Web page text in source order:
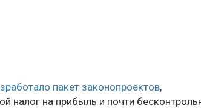
пакет законопроектов,
налог на прибыль и почти